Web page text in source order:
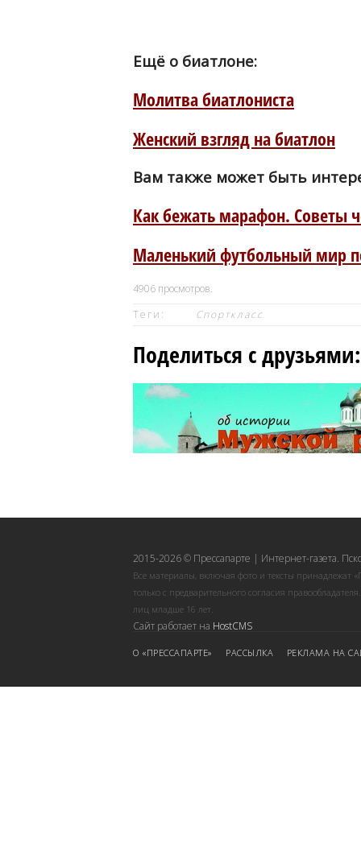
Ещё о биатлоне:
Молитва биатлониста
Женский взгляд на биатлон
Вам также может быть
Как бежать марафон. Советы
Маленький футбольный мир
4906 просмотров.
Теги:
Спорткласс
Поделиться с друзьями:
2015-2026 © Прессапарте | Интернет-газета.
Все материалы, включая фото и тексты принадлежат
только с предварительного согласия
лиц младше 16 лет.
Сайт работает на HostCMS
О «ПРЕССАПАРТЕ» РАССЫЛКА РЕКЛАМА НА